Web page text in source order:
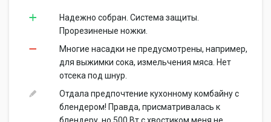
Надежно собран. Система защиты.
Прорезиненые ножки.
Многие насадки не предусмотрены, например,
для выжимки сока, измельчения мяса. Нет
отсека под шнур.
Отдала предпочтение кухонному комбайну с
блендером! Правда, присматривалась к